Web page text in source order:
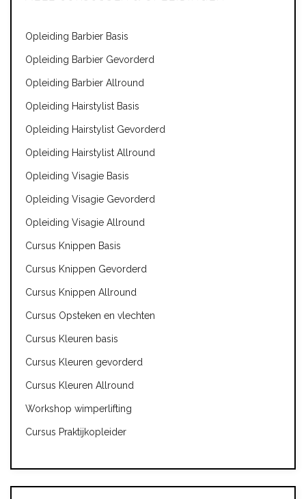
Opleiding Barbier Basis
Opleiding Barbier Gevorderd
Opleiding Barbier Allround
Opleiding Hairstylist Basis
Opleiding Hairstylist Gevorderd
Opleiding Hairstylist Allround
Opleiding Visagie Basis
Opleiding Visagie Gevorderd
Opleiding Visagie Allround
Cursus Knippen Basis
Cursus Knippen Gevorderd
Cursus Knippen Allround
Cursus Opsteken en vlechten
Cursus Kleuren basis
Cursus Kleuren gevorderd
Cursus Kleuren Allround
Workshop wimperlifting
Cursus Praktijkopleider